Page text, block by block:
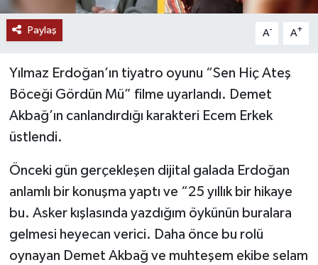
Paylaş A- A+
Yılmaz Erdoğan’ın tiyatro oyunu “Sen Hiç Ateş
Böceği Gördün Mü” filme uyarlandı. Demet
Akbağ’ın canlandırdığı karakteri Ecem Erkek
üstlendi.
Önceki gün gerçekleşen dijital galada Erdoğan
anlamlı bir konuşma yaptı ve “25 yıllık bir hikaye
bu. Asker kışlasında yazdığım öykünün buralara
gelmesi heyecan verici. Daha önce bu rolü
oynayan Demet Akbağ ve muhteşem ekibe selam